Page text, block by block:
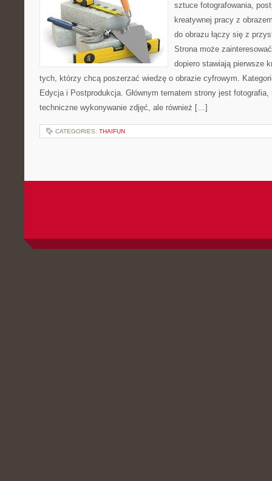
sztuce fotografowania,
kreatywnej pracy z
do obrazu łączy się z
Strona może
dopiero stawiają pierwsze
tych, którzy chcą poszerzać wiedzę o obrazie cyfrowym.
Edycja i Postprodukcja. Głównym tematem strony jest
techniczne wykonywanie zdjęć, ale również […]
CATEGORIES: THAIFUN